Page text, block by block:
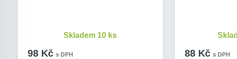
98 Kč s DPH
Skladem 10 ks
88 Kč s DPH